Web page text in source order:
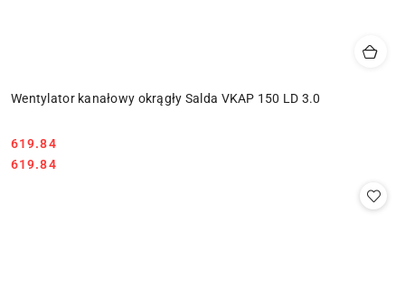
Wentylator kanałowy okrągły Salda VKAP 150 LD 3.0
Cena:
619.84
Cena:
619.84